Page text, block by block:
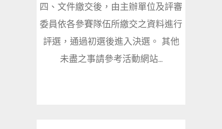
四、文件繳交後，由主辦單位及評審
委員依各參賽隊伍所繳交之資料進行
評選，通過初選後進入決選。 其他
未盡之事請參考活動網站...